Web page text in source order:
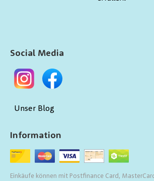
Information
Einkäufe können mit Postfinance Card,
Social Media
Unser Blog